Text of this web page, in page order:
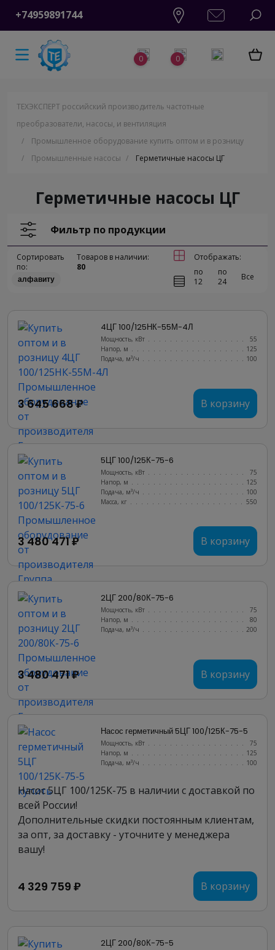
+74959891744
0 0
ТЕХЭКСПЕРТ российский производитель частотные
преобразователи, насосы, и вентиляция
/
Промышленное оборудование купить оптом и в розницу
/
Промышленные насосы / Герметичные насосы ЦГ
Герметичные насосы ЦГ
Фильтр по продукции
Сортировать
по:
алфавиту
Товаров в наличии:
80
Отображать:
по
12
по
24
Все
4ЦГ 100/125НК-55М-4Л
Мощность, кВт
55
Напор, м
125
Подача, м³/ч
100
3 645 668 ₽ В корзину
5ЦГ 100/125К-75-6
Мощность, кВт
75
Напор, м
125
Подача, м³/ч
100
Масса, кг
550
3 480 471 ₽ В корзину
2ЦГ 200/80К-75-6
Мощность, кВт
75
Напор, м
80
Подача, м³/ч
200
3 480 471 ₽ В корзину
Насос герметичный 5ЦГ 100/125К-75-5
Мощность, кВт
75
Напор, м
125
Подача, м³/ч
100
Насос 5ЦГ 100/125К-75 в наличии с доставкой по
всей России!
Дополнительные скидки постоянным клиентам,
за опт, за доставку - уточните у менеджера
вашу!
4 329 759 ₽ В корзину
2ЦГ 200/80К-75-5